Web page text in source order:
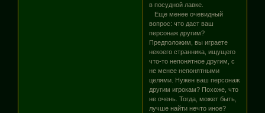
в посудной лавке.
Еще менее очевидный
вопрос: что даст ваш
персонаж другим?
Предположим, вы играете
некоего странника, ищущего
что-то непонятное другим, с
не менее непонятными
целями. Нужен ваш персонаж
другим игрокам? Похоже, что
не очень. Тогда, может быть,
лучше найти нечто иное?